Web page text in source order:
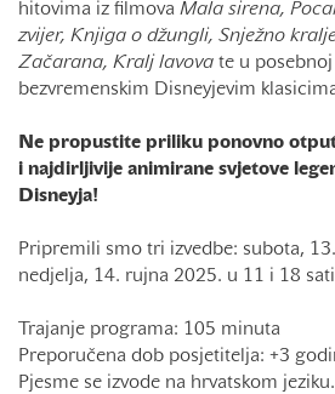
hitovima iz filmova Mala sirena,
zvijer, Knjiga o džungli, Snježno
Začarana, Kralj lavova te u
bezvremenskim Disneyjevim
Ne propustite priliku ponovno
i najdirljivije animirane svjetove
Disneyja!
Pripremili smo tri izvedbe: subota,
nedjelja, 14. rujna 2025. u 11 i 18
Trajanje programa: 105 minuta
Preporučena dob posjetitelja: +3
Pjesme se izvode na hrvatskom jeziku.